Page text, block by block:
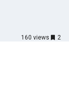
160 views 2